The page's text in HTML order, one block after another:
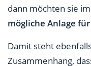
dann möchten sie
mögliche Anlage
Damit steht
Zusammenhang,